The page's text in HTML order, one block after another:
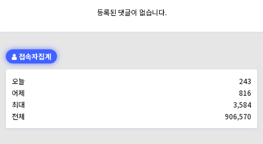
등록된 댓글이 없습니다.
접속자집계
오늘
243
어제
816
최대
3,584
전체
906,570